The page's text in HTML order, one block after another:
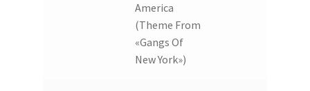
America
(Theme From
«Gangs Of
New York»)